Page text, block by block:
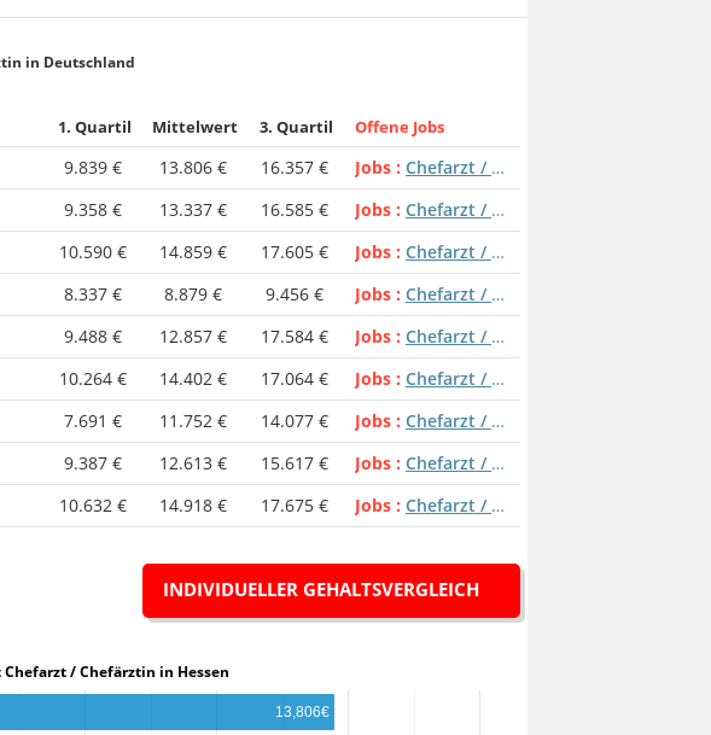
in Deutschland
1. Quartil Mittelwert 3. Quartil Offene Jobs
9.839 € 13.806 € 16.357 € Jobs
Chefarzt / Chefärztin
9.358 € 13.337 € 16.585 € Jobs
Chefarzt / Chefärztin
10.590 € 14.859 € 17.605 € Jobs
Chefarzt / Chefärztin
8.337 € 8.879 € 9.456 € Jobs
Chefarzt / Chefärztin
9.488 € 12.857 € 17.584 € Jobs
Chefarzt / Chefärztin
10.264 € 14.402 € 17.064 € Jobs
Chefarzt / Chefärztin
7.691 € 11.752 € 14.077 € Jobs
Chefarzt / Chefärztin
9.387 € 12.613 € 15.617 € Jobs
Chefarzt / Chefärztin
10.632 € 14.918 € 17.675 € Jobs Chefarzt / Chefärztin
INDIVIDUELLER GEHALTSVERGLEICH
Gehalt Chefarzt / Chefärztin in Hessen
13,806€